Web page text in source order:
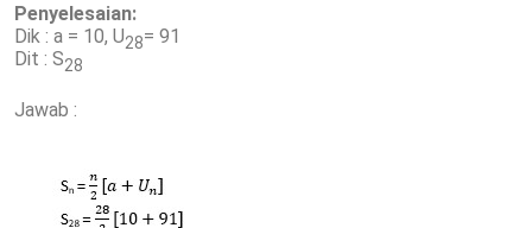
Penyelesaian:
Dik : a = 10, U28= 91
Dit : S28
Jawab :